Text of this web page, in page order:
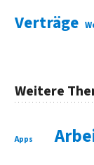
Verträge
Weitere
Apps